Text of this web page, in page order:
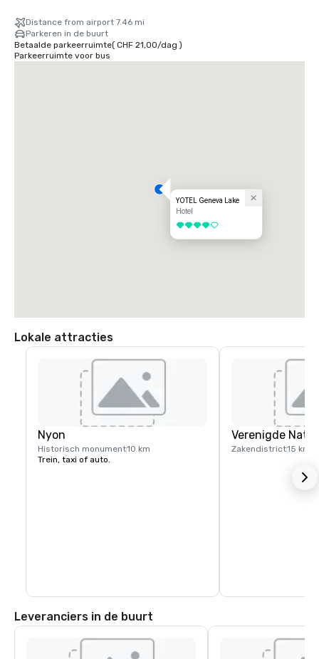
Distance from airport 7.46 mi
Parkeren in de buurt
Betaalde parkeerruimte( CHF 21,00/dag )
Parkeerruimte voor bus
YOTEL Geneva Lake
Hotel
4 van 5
Lokale attracties
Nyon
Historisch monument10 km
Trein, taxi of auto.
Verenigde
Zakendistrict15 km
Leveranciers in de buurt